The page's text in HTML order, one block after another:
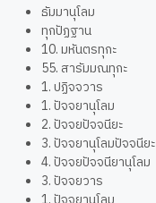
ธัมมานุโลม
ทุกปัฏฐาน
10. มหันตรทุกะ
55. สารัมมณทุกะ
1. ปฏิจจวาร
1. ปัจจยานุโลม
2. ปัจจยปัจจนียะ
3. ปัจจยานุโลมปัจจนียะ
4. ปัจจยปัจจนียานุโลม
3. ปัจจยวาร